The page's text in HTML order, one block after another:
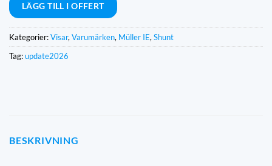
LÄGG TILL I OFFERT
Kategorier:Visar, Varumärken, Müller IE, Shunt
Tag:update2026
BESKRIVNING